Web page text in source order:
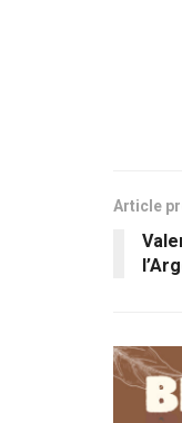
Article